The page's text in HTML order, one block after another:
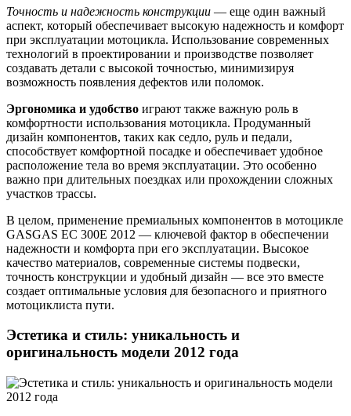
Точность и надежность конструкции — еще один важный
аспект, который обеспечивает высокую надежность и комфорт
при эксплуатации мотоцикла. Использование современных
технологий в проектировании и производстве позволяет
создавать детали с высокой точностью, минимизируя
возможность появления дефектов или поломок.
Эргономика и удобство играют также важную роль в
комфортности использования мотоцикла. Продуманный
дизайн компонентов, таких как седло, руль и педали,
способствует комфортной посадке и обеспечивает удобное
расположение тела во время эксплуатации. Это особенно
важно при длительных поездках или прохождении сложных
участков трассы.
В целом, применение премиальных компонентов в мотоцикле
GASGAS EC 300E 2012 — ключевой фактор в обеспечении
надежности и комфорта при его эксплуатации. Высокое
качество материалов, современные системы подвески,
точность конструкции и удобный дизайн — все это вместе
создает оптимальные условия для безопасного и приятного
мотоциклиста пути.
Эстетика и стиль: уникальность и
оригинальность модели 2012 года